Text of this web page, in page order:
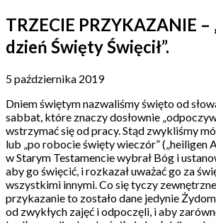
TRZECIE PRZYKAZANIE –
dzień Święty Święcił”.
5 października 2019
Dniem świętym nazwaliśmy święto od
sabbat, które znaczy dosłownie
wstrzymać się od pracy. Stąd zwykliśmy
lub „po robocie święty wieczór” („heiligen
w Starym Testamencie wybrał Bóg i
aby go święcić, i rozkazał uważać go za
wszystkimi innymi. Co się tyczy
przykazanie to zostało dane jedynie
od zwykłych zajęć i odpoczęli, i aby